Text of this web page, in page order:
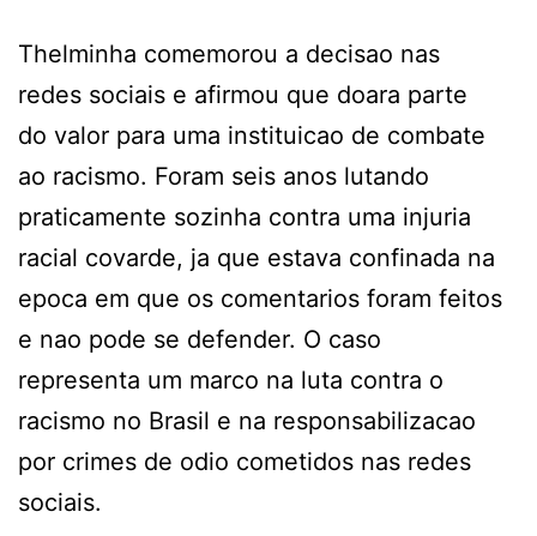
Thelminha comemorou a decisao nas
redes sociais e afirmou que doara parte
do valor para uma instituicao de combate
ao racismo. Foram seis anos lutando
praticamente sozinha contra uma injuria
racial covarde, ja que estava confinada na
epoca em que os comentarios foram feitos
e nao pode se defender. O caso
representa um marco na luta contra o
racismo no Brasil e na responsabilizacao
por crimes de odio cometidos nas redes
sociais.